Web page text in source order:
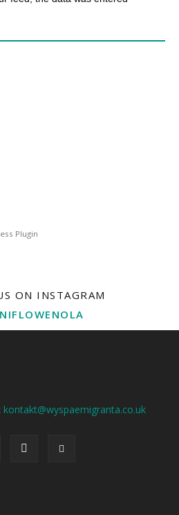
Plugin
ON INSTAGRAM
kontakt@wyspaemigranta.co.uk